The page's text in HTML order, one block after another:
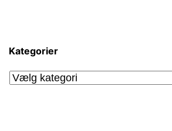
Kategorier
Kategorier